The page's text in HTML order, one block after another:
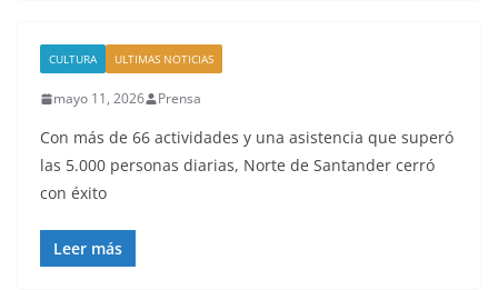
CULTURA ULTIMAS NOTICIAS
mayo 11, 2026 Prensa
Con más de 66 actividades y una asistencia que superó
las 5.000 personas diarias, Norte de Santander cerró
con éxito
Leer más